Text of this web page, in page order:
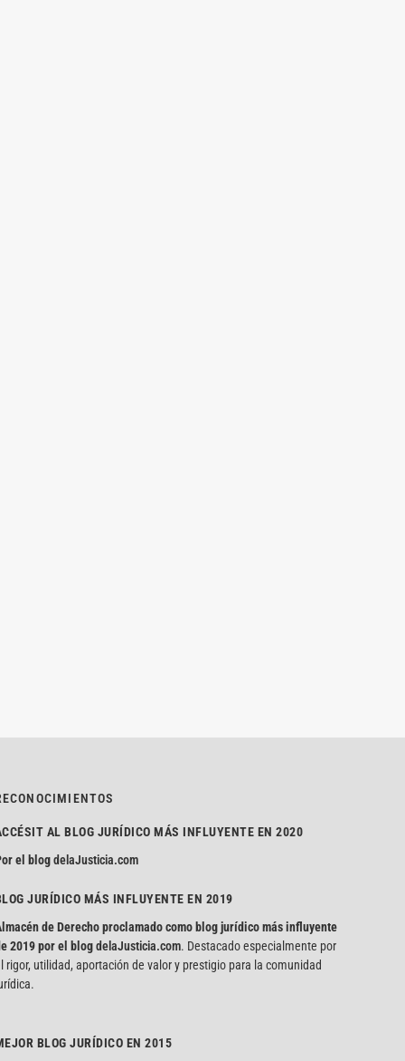
AL BLOG JURÍDICO MÁS INFLUYENTE EN 2020
el blogdelaJusticia.com
JURÍDICO MÁS INFLUYENTE EN 2019
de Derecho proclamado como blog jurídico más influyente
2019 por el blogdelaJusticia.com. Destacado especialmente por
rigor, utilidad, aportación de valor y prestigio para la comunidad
BLOG JURÍDICO EN 2015